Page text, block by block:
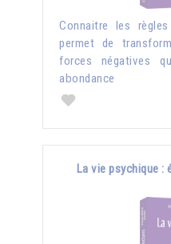
Connaitre les
permet de
forces négatives
abondance
La vie psychique